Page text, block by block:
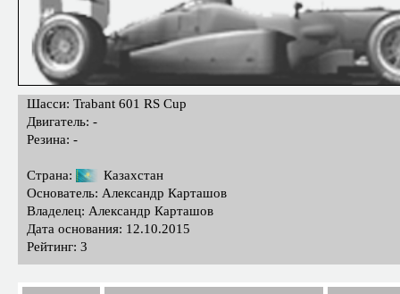
Шасси: Trabant 601 RS Cup
Двигатель: -
Резина: -
Страна:
Казахстан
Основатель: Александр Карташов
Владелец: Александр Карташов
Дата основания: 12.10.2015
Рейтинг: 3